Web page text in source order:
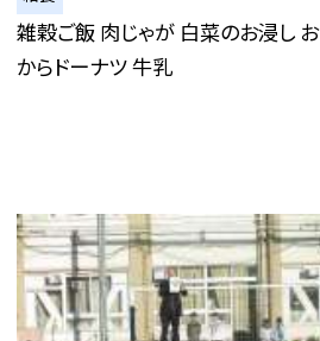
雑穀ご飯 肉じゃが 白菜のお浸し お
からドーナツ 牛乳